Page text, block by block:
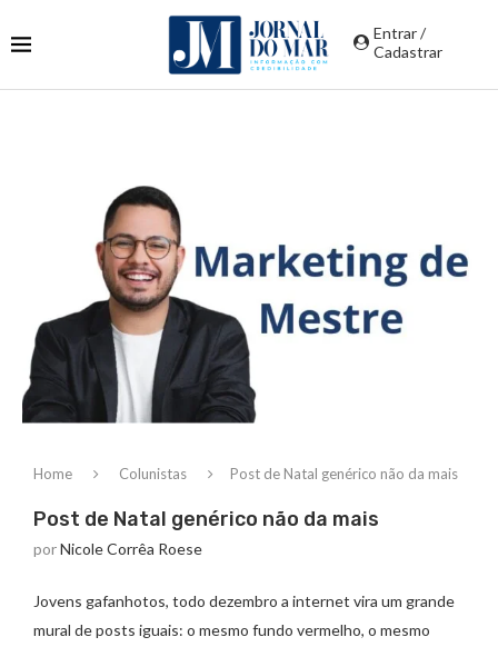
Entrar /
Cadastrar
Home Colunistas Post de Natal genérico não da mais
Post de Natal genérico não da mais
porNicole Corrêa Roese
Jovens gafanhotos, todo dezembro a internet vira um grande
mural de posts iguais: o mesmo fundo vermelho, o mesmo